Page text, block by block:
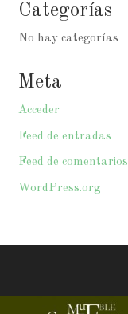
Categorías
No hay categorías
Meta
Acceder
Feed de entradas
Feed de comentarios
WordPress.org